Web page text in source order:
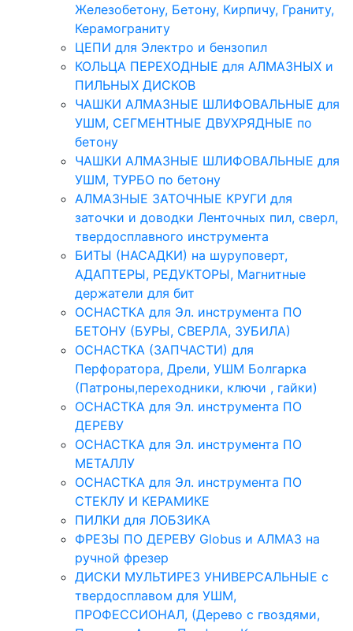
Железобетону, Бетону, Кирпичу, Граниту,
Керамограниту
ЦЕПИ для Электро и бензопил
КОЛЬЦА ПЕРЕХОДНЫЕ для АЛМАЗНЫХ и
ПИЛЬНЫХ ДИСКОВ
ЧАШКИ АЛМАЗНЫЕ ШЛИФОВАЛЬНЫЕ для
УШМ, СЕГМЕНТНЫЕ ДВУХРЯДНЫЕ по
бетону
ЧАШКИ АЛМАЗНЫЕ ШЛИФОВАЛЬНЫЕ для
УШМ, ТУРБО по бетону
АЛМАЗНЫЕ ЗАТОЧНЫЕ КРУГИ для
заточки и доводки Ленточных пил, сверл,
твердосплавного инструмента
БИТЫ (НАСАДКИ) на шуруповерт,
АДАПТЕРЫ, РЕДУКТОРЫ, Магнитные
держатели для бит
ОСНАСТКА для Эл. инструмента ПО
БЕТОНУ (БУРЫ, СВЕРЛА, ЗУБИЛА)
ОСНАСТКА (ЗАПЧАСТИ) для
Перфоратора, Дрели, УШМ Болгарка
(Патроны,переходники, ключи , гайки)
ОСНАСТКА для Эл. инструмента ПО
ДЕРЕВУ
ОСНАСТКА для Эл. инструмента ПО
МЕТАЛЛУ
ОСНАСТКА для Эл. инструмента ПО
СТЕКЛУ И КЕРАМИКЕ
ПИЛКИ для ЛОБЗИКА
ФРЕЗЫ ПО ДЕРЕВУ Globus и АЛМАЗ на
ручной фрезер
ДИСКИ МУЛЬТИРЕЗ УНИВЕРСАЛЬНЫЕ с
твердосплавом для УШМ,
ПРОФЕССИОНАЛ, (Дерево с гвоздями,